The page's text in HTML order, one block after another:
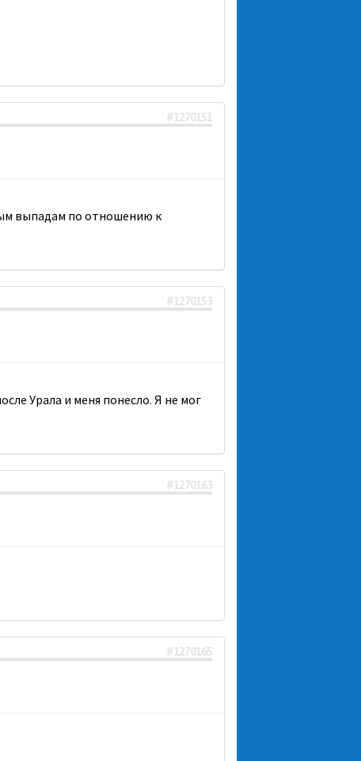
#1270151
выпадам по отношению к
#1270153
Урала и меня понесло. Я не мог
#1270163
#1270165